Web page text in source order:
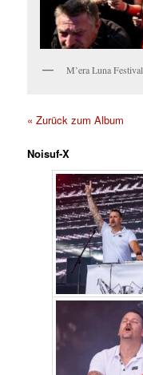
M’era Luna Festival
« Zurück zum Album
Noisuf-X